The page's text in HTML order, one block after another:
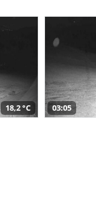
18,2 °C 03:05